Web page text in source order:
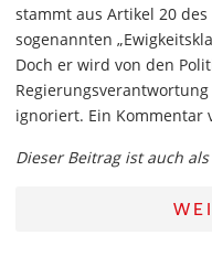
stammt aus Artikel 20
sogenannten
Doch er wird von den
ignoriert. Ein Kommentar
Dieser Beitrag ist auch